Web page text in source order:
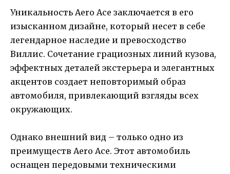
Уникальность Aero Ace заключается в его
изысканном дизайне, который несет в себе
легендарное наследие и превосходство
Виллис. Сочетание грациозных линий кузова,
эффектных деталей экстерьера и элегантных
акцентов создает неповторимый образ
автомобиля, привлекающий взгляды всех
окружающих.
Однако внешний вид – только одно из
преимуществ Aero Ace. Этот автомобиль
оснащен передовыми техническими